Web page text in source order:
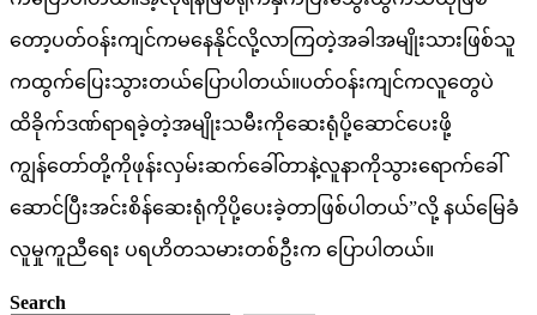
တော့ပတ်ဝန်းကျင်ကမနေနိုင်လို့လာကြတဲ့အခါအမျိုးသားဖြစ်သူ
ကထွက်ပြေးသွားတယ်ပြောပါတယ်။ပတ်ဝန်းကျင်ကလူတွေပဲ
ထိခိုက်ဒဏ်ရာရခဲ့တဲ့အမျိုးသမီးကိုဆေးရုံပို့ဆောင်ပေးဖို့
ကျွန်တော်တို့ကိုဖုန်းလှမ်းဆက်ခေါ်တာနဲ့လူနာကိုသွားရောက်ခေါ်
ဆောင်ပြီးအင်းစိန်ဆေးရုံကိုပို့ပေးခဲ့တာဖြစ်ပါတယ်”လို့ နယ်မြေခံ
လူမှုကူညီရေး ပရဟိတသမားတစ်ဦးက ပြောပါတယ်။
Search